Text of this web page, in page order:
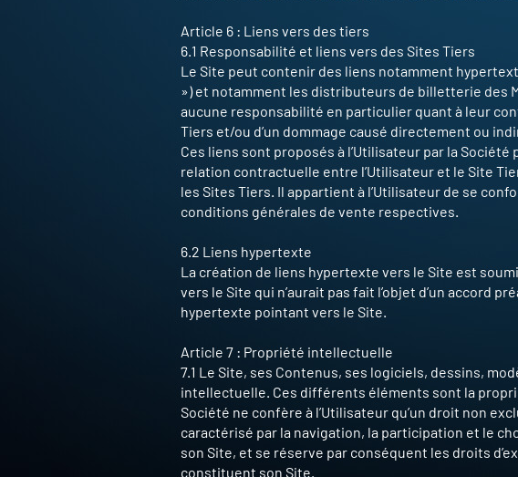
Article 6 : Liens vers des tiers
6.1 Responsabilité et liens vers des Sites Tiers
Le Site peut contenir des liens notamment
») et notamment les distributeurs de billetterie des
aucune responsabilité en particulier quant à leur
Tiers et/ou d’un dommage causé directement ou
Ces liens sont proposés à l’Utilisateur par la
relation contractuelle entre l’Utilisateur et le Site
les Sites Tiers. Il appartient à l’Utilisateur de se
conditions générales de vente respectives.
6.2 Liens hypertexte
La création de liens hypertexte vers le Site est
vers le Site qui n’aurait pas fait l’objet d’un accord
hypertexte pointant vers le Site.
Article 7 : Propriété intellectuelle
7.1 Le Site, ses Contenus, ses logiciels, dessins,
intellectuelle. Ces différents éléments sont la
Société ne confère à l’Utilisateur qu’un droit non
caractérisé par la navigation, la participation et le
son Site, et se réserve par conséquent les droits
constituent son Site.